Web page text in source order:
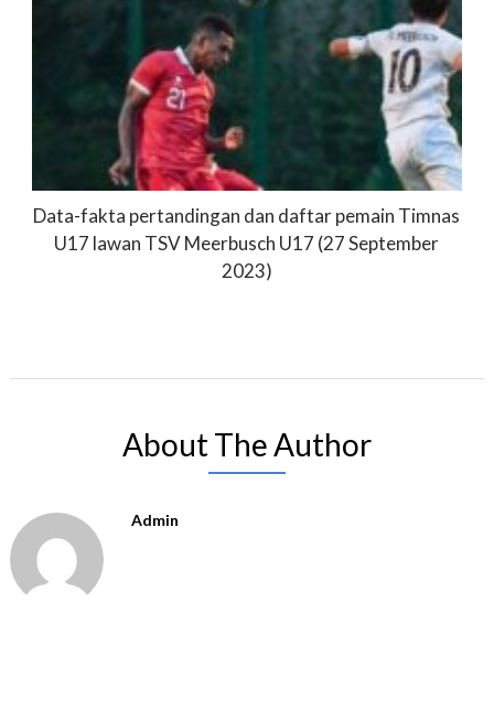
Data-fakta pertandingan dan daftar pemain Timnas
U17 lawan TSV Meerbusch U17 (27 September
2023)
About The Author
Admin